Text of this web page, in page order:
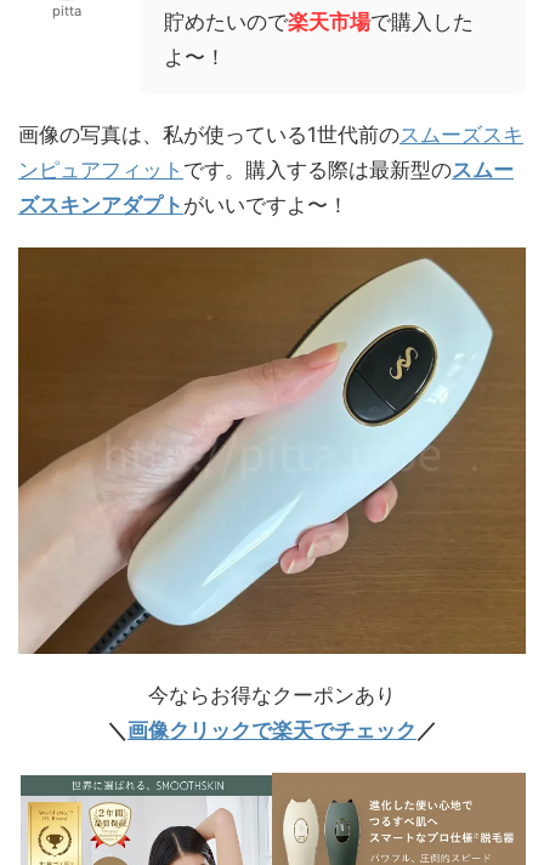
pitta
貯めたいので楽天市場で購入した
よ〜！
画像の写真は、私が使っている1世代前のスムーズスキ
ンピュアフィット です。購入する際は最新型のスムー
ズスキンアダプト がいいですよ〜！
今ならお得なクーポンあり
＼ 画像クリックで楽天でチェック ／